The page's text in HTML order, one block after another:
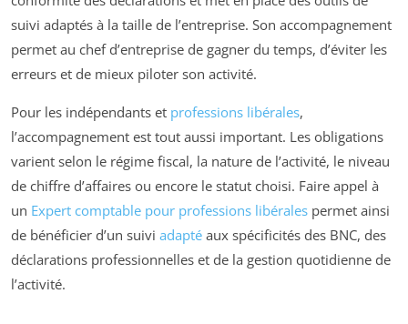
suivi adaptés à la taille de l’entreprise. Son accompagnement
permet au chef d’entreprise de gagner du temps, d’éviter les
erreurs et de mieux piloter son activité.
Pour les indépendants et professions libérales,
l’accompagnement est tout aussi important. Les obligations
varient selon le régime fiscal, la nature de l’activité, le niveau
de chiffre d’affaires ou encore le statut choisi. Faire appel à
un Expert comptable pour professions libérales permet ainsi
de bénéficier d’un suivi adapté aux spécificités des BNC, des
déclarations professionnelles et de la gestion quotidienne de
l’activité.